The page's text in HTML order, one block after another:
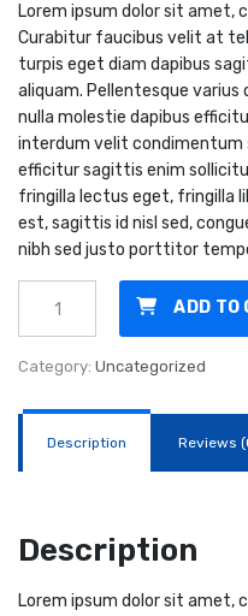
Lorem ipsum dolor sit amet,
Curabitur faucibus velit at
turpis eget diam dapibus
aliquam. Pellentesque
nulla molestie dapibus
interdum velit condimentum
efficitur sagittis enim
fringilla lectus eget, fringilla
est, sagittis id nisl sed,
nibh sed justo porttitor
Black
kW
ADD TO
Category: Uncategorized
Description Reviews
Description
Lorem ipsum dolor sit amet,